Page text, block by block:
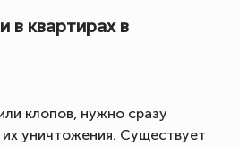
в квартирах в
клопов, нужно сразу
уничтожения. Существует